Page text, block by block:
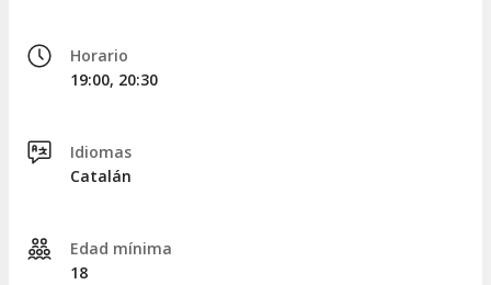
Horario
19:00, 20:30
Idiomas
Catalán
Edad mínima
18